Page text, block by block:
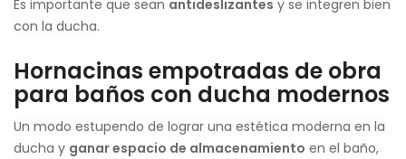
Es importante que sean antideslizantes y se integren bien
con la ducha.
Hornacinas empotradas de obra
para baños con ducha modernos
Un modo estupendo de lograr una estética moderna en la
ducha y ganar espacio de almacenamiento en el baño,